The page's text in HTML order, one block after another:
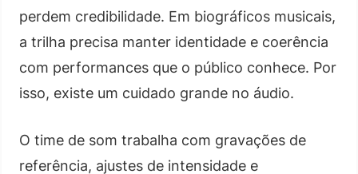
perdem credibilidade. Em biográficos musicais,
a trilha precisa manter identidade e coerência
com performances que o público conhece. Por
isso, existe um cuidado grande no áudio.
O time de som trabalha com gravações de
referência, ajustes de intensidade e